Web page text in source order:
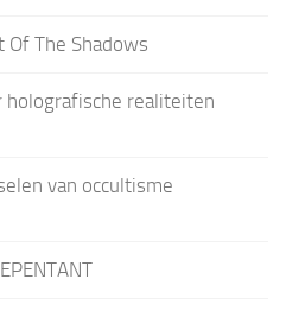
The Shadows
holografische realiteiten
van occultisme